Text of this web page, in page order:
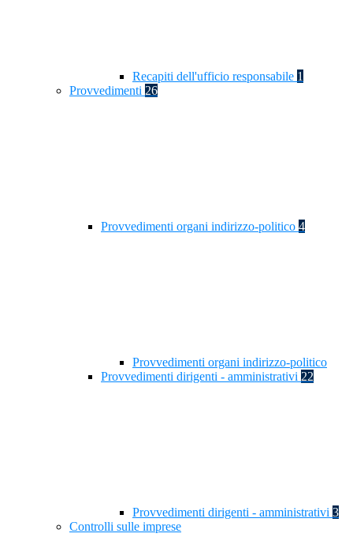
Recapiti dell'ufficio responsabile 1
Provvedimenti 26
Provvedimenti organi indirizzo-politico 4
Provvedimenti organi indirizzo-politico
Provvedimenti dirigenti - amministrativi 22
Provvedimenti dirigenti - amministrativi 3
Controlli sulle imprese